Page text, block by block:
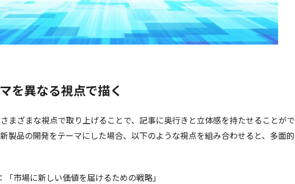
を異なる視点で描く
まざまな視点で取り上げることで、記事に奥行きと立体感を持たせることがで
製品の開発をテーマにした場合、以下のような視点を組み合わせると、多面的
：「市場に新しい価値を届けるための戦略」